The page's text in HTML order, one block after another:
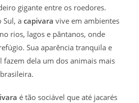
gigante entre os roedores.
Sul, a capivara vive em ambientes
rios, lagos e pântanos, onde
Sua aparência tranquila e
dela um dos animais mais
é tão sociável que até jacarés